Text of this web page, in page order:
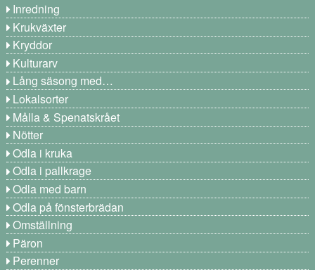
Inredning
Krukväxter
Kryddor
Kulturarv
Lång säsong med…
Lokalsorter
Målla & Spenatskrået
Nötter
Odla i kruka
Odla i pallkrage
Odla med barn
Odla på fönsterbrädan
Omställning
Päron
Perenner